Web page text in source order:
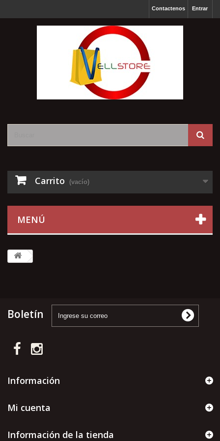
Entrar
Contactenos
Carrito (vacío)
MENÚ
Boletín
Información
Mi cuenta
Información de la tienda